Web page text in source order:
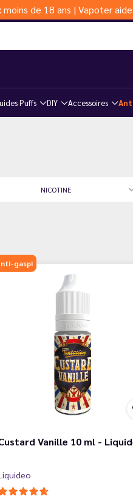
de 18 ans | Vapoter
Puffs DIY Accessoires
NICOTINE
gaspi
Vanille 10 ml -